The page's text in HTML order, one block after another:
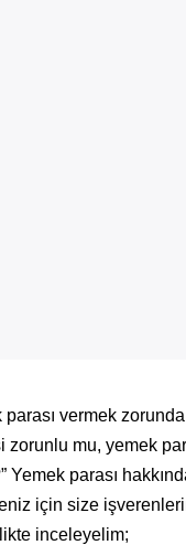
vermek zorunda
zorunlu mu, yemek
parası
için size
inceleyelim;